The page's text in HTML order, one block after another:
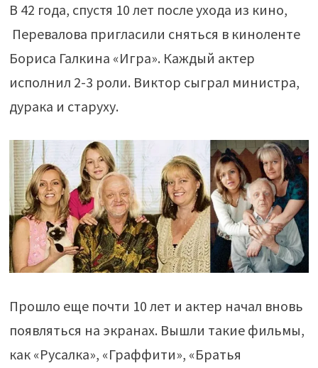
В 42 года, спустя 10 лет после ухода из кино,
Перевалова пригласили сняться в киноленте
Бориса Галкина «Игра». Каждый актер
исполнил 2-3 роли. Виктор сыграл министра,
дурака и старуху.
Прошло еще почти 10 лет и актер начал вновь
появляться на экранах. Вышли такие фильмы,
как «Русалка», «Граффити», «Братья